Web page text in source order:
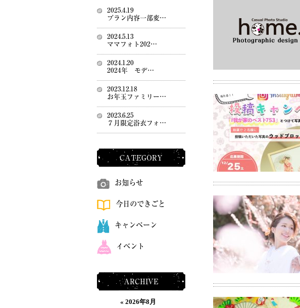
2025.4.19
プラン内容一部変…
2024.5.13
ママフォト202…
2024.1.20
2024年 モデ…
2023.12.18
お年玉ファミリー…
2023.6.25
７月限定浴衣フォ…
CATEGORY
お知らせ
今日のできごと
キャンペーン
イベント
ARCHIVE
« 2026年8月